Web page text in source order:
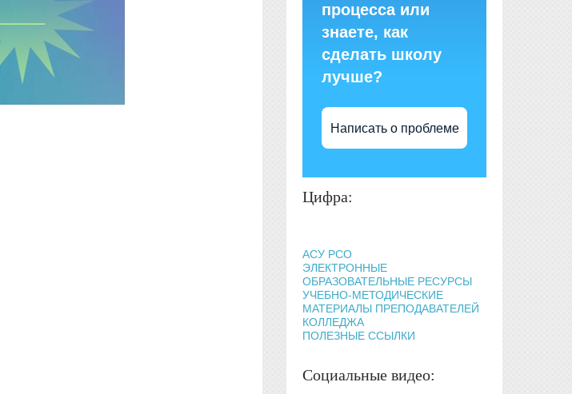
процесса или
знаете, как
сделать школу
лучше?
Написать о проблеме
Цифра:
АСУ РСО
ЭЛЕКТРОННЫЕ
ОБРАЗОВАТЕЛЬНЫЕ РЕСУРСЫ
УЧЕБНО-МЕТОДИЧЕСКИЕ
МАТЕРИАЛЫ ПРЕПОДАВАТЕЛЕЙ
КОЛЛЕДЖА
ПОЛЕЗНЫЕ ССЫЛКИ
Социальные видео: